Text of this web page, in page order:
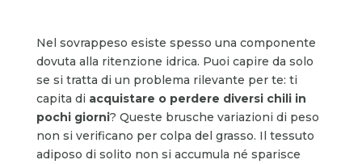
Nel sovrappeso esiste spesso una componente
dovuta alla ritenzione idrica. Puoi capire da solo
se si tratta di un problema rilevante per te: ti
capita di acquistare o perdere diversi chili in
pochi giorni? Queste brusche variazioni di peso
non si verificano per colpa del grasso. Il tessuto
adiposo di solito non si accumula né sparisce